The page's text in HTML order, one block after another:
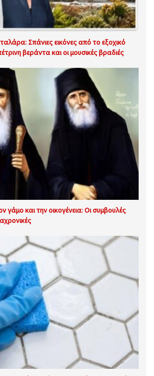
Σπάνιες εικόνες από το εξοχικό
βεράντα και οι μουσικές βραδιές
γάμο και την οικογένεια: Οι συμβουλές